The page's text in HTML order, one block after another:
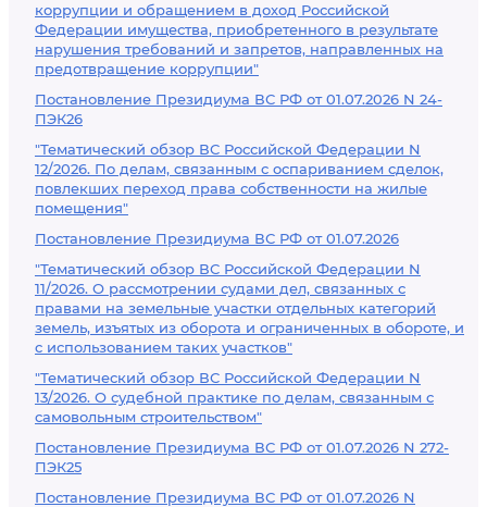
коррупции и обращением в доход Российской
Федерации имущества, приобретенного в результате
нарушения требований и запретов, направленных на
предотвращение коррупции"
Постановление Президиума ВС РФ от 01.07.2026 N 24-
ПЭК26
"Тематический обзор ВС Российской Федерации N
12/2026. По делам, связанным с оспариванием сделок,
повлекших переход права собственности на жилые
помещения"
Постановление Президиума ВС РФ от 01.07.2026
"Тематический обзор ВС Российской Федерации N
11/2026. О рассмотрении судами дел, связанных с
правами на земельные участки отдельных категорий
земель, изъятых из оборота и ограниченных в обороте, и
с использованием таких участков"
"Тематический обзор ВС Российской Федерации N
13/2026. О судебной практике по делам, связанным с
самовольным строительством"
Постановление Президиума ВС РФ от 01.07.2026 N 272-
ПЭК25
Постановление Президиума ВС РФ от 01.07.2026 N